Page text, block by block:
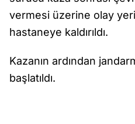
vermesi üzerine olay
hastaneye kaldırıldı.
Kazanın ardından
başlatıldı.